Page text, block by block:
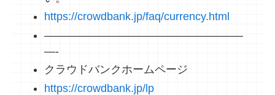
https://crowdbank.jp/faq/currency.html
——————————————————
—-
クラウドバンクホームページ
https://crowdbank.jp/lp